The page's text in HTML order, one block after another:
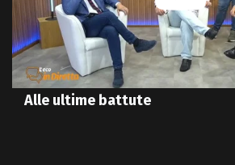
Alle ultime battute